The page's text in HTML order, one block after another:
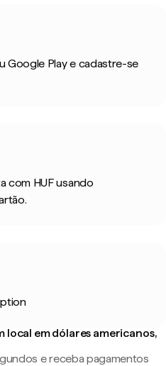
Google Play e cadastre-se
com HUF usando
local em dólares americanos,
e receba pagamentos